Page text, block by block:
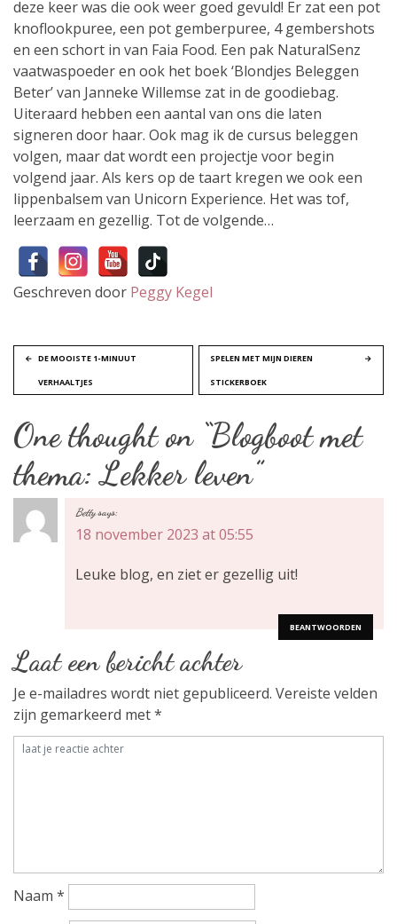
deze keer was die ook weer goed gevuld! Er zat een pot
knoflookpuree, een pot gemberpuree, 4 gembershots
en een schort in van Faia Food. Een pak NaturalSenz
vaatwaspoeder en ook het boek ‘Blondjes Beleggen
Beter’ van Janneke Willemse zat in de goodiebag.
Uiteraard hebben een aantal van ons die laten
signeren door haar. Ook mag ik de cursus beleggen
volgen, maar dat wordt een projectje voor begin
volgend jaar. Als kers op de taart kregen we ook een
lippenbalsem van Unicorn Experience. Het was tof,
leerzaam en gezellig. Tot de volgende…
Geschreven door Peggy Kegel
B
e
r
i
h
a
v
i
i
DE MOOISTE 1-MINUUT
VERHAALTJES
SPELEN MET MIJN DIEREN
STICKERBOEK
One thought on “Blogboot met
thema: Lekker leven”
Betty says:
18 november 2023 at 05:55
Leuke blog, en ziet er gezellig uit!
BEANTWOORDEN
Laat een bericht achter
Je e-mailadres wordt niet gepubliceerd. Vereiste velden
zijn gemarkeerd met*
Naam *